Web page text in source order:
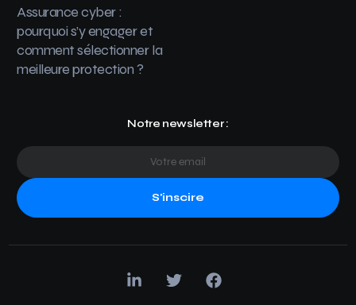
Assurance cyber :
pourquoi s’y engager et
comment sélectionner la
meilleure protection ?
Notre newsletter :
S'inscire